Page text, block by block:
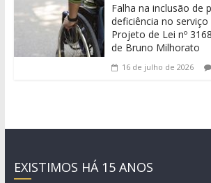
Falha na inclusão de
deficiência no
Projeto de Lei nº
de Bruno Milhorato
16 de julho de 2026
EXISTIMOS HÁ 15 ANOS